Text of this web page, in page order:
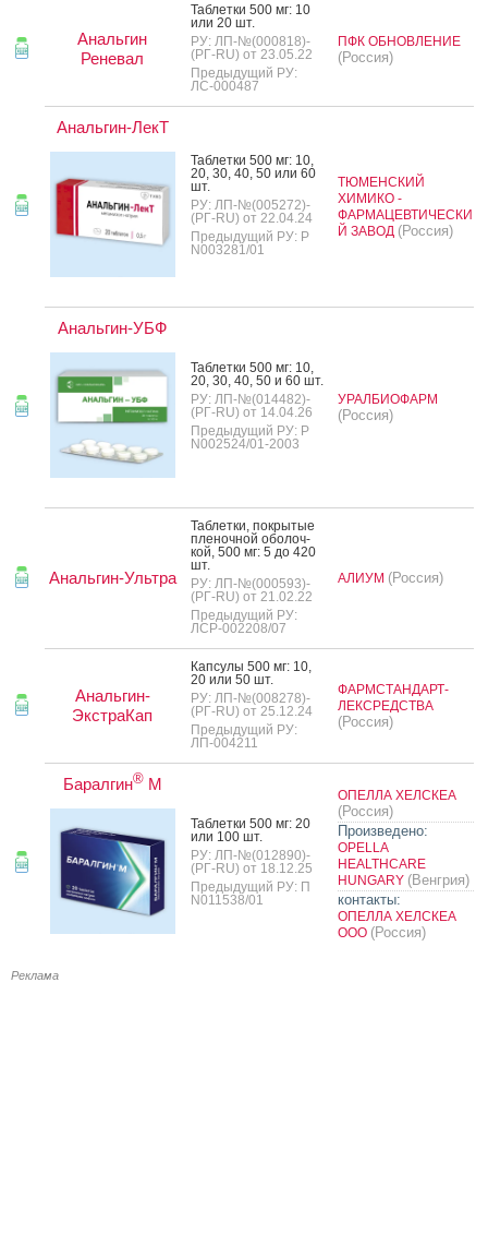
Анальгин
Реневал
Таб­летки 500 мг: 10
или 20 шт.
РУ: ЛП-№(000818)-
(РГ-RU) от 23.05.22
Предыдущий РУ:
ЛС-000487
ПФК ОБНОВЛЕНИЕ
(Россия)
Анальгин-ЛекТ
Таб­летки 500 мг: 10,
20, 30, 40, 50 или 60
шт.
РУ: ЛП-№(005272)-
(РГ-RU) от 22.04.24
Предыдущий РУ: Р
N003281/01
ТЮМЕНСКИЙ
ХИМИКО -
ФАРМАЦЕВТИЧЕСКИ
Й ЗАВОД (Россия)
Анальгин-УБФ
Таб­летки 500 мг: 10,
20, 30, 40, 50 и 60 шт.
РУ: ЛП-№(014482)-
(РГ-RU) от 14.04.26
Предыдущий РУ: Р
N002524/01-2003
УРАЛБИОФАРМ
(Россия)
Анальгин-Ультра
Таб­летки, пок­ры­тые
пле­ноч­ной обо­лоч­
кой, 500 мг: 5 до 420
шт.
РУ: ЛП-№(000593)-
(РГ-RU) от 21.02.22
Предыдущий РУ:
ЛСР-002208/07
АЛИУМ (Россия)
Анальгин-
ЭкстраКап
Кап­су­лы 500 мг: 10,
20 или 50 шт.
РУ: ЛП-№(008278)-
(РГ-RU) от 25.12.24
Предыдущий РУ:
ЛП-004211
ФАРМСТАНДАРТ-
ЛЕКСРЕДСТВА
(Россия)
Баралгин®М
Таб­летки 500 мг: 20
или 100 шт.
РУ: ЛП-№(012890)-
(РГ-RU) от 18.12.25
Предыдущий РУ: П
N011538/01
ОПЕЛЛА ХЕЛСКЕА
(Россия)
Произведено:
OPELLA
HEALTHCARE
HUNGARY (Венгрия)
контакты:
ОПЕЛЛА ХЕЛСКЕА
ООО (Россия)
Реклама